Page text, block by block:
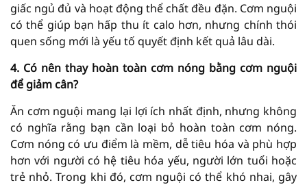
giấc ngủ đủ và hoạt động thể chất đều đặn. Cơm nguội
có thể giúp bạn hấp thu ít calo hơn, nhưng chính thói
quen sống mới là yếu tố quyết định kết quả lâu dài.
4. Có nên thay hoàn toàn cơm nóng bằng cơm nguội
để giảm cân?
Ăn cơm nguội mang lại lợi ích nhất định, nhưng không
có nghĩa rằng bạn cần loại bỏ hoàn toàn cơm nóng.
Cơm nóng có ưu điểm là mềm, dễ tiêu hóa và phù hợp
hơn với người có hệ tiêu hóa yếu, người lớn tuổi hoặc
trẻ nhỏ. Trong khi đó, cơm nguội có thể khó nhai, gây